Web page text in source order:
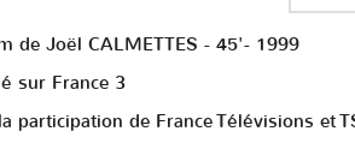
de Joël CALMETTES - 45'- 1999
sur France 3
participation de France Télévisions et